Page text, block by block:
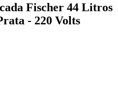
Fischer 44 Litros
- 220 Volts